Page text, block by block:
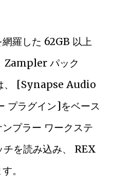
羅した 62GB 以上
Zampler パック
[Synapse Audio
プラグイン]をベース
プラー ワークステ
チを読み込み、 REX
。